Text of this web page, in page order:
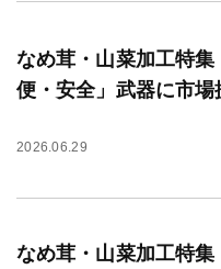
なめ茸・山菜加工特
便・安全」武器に市場
2026.06.29
なめ茸・山菜加工特